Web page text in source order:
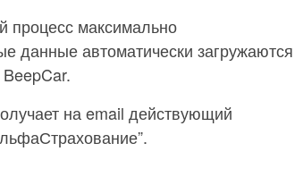
процесс максимально
данные автоматически загружаются
на email действующий